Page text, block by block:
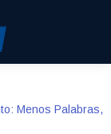
Menos Palabras,